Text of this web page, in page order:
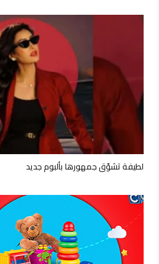
لطيفة تشوّق جمهورها بألبوم جديد